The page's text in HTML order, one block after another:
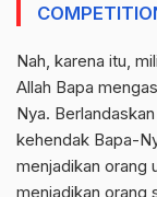
Nah, karena itu,
Allah Bapa
Nya.
kehendak Bapa-
menjadikan orang
menjadikan orang